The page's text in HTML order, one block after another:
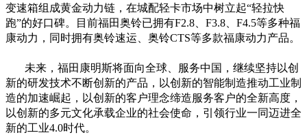
变速箱组成黄金动力链，在城配轻卡市场中树立起“轻拉快
跑”的好口碑。目前福田奥铃已拥有F2.8、F3.8、F4.5等多种福
康动力，同时拥有奥铃速运、奥铃CTS等多款福康动力产品。
未来，福田康明斯将面向全球、服务中国，继续坚持以创
新的研发技术不断创新的产品，以创新的智能制造推动工业制
造的加速崛起，以创新的客户理念缔造服务客户的全新高度，
以创新的多元文化承载企业的社会使命，引领行业一同迈进全
新的工业4.0时代。